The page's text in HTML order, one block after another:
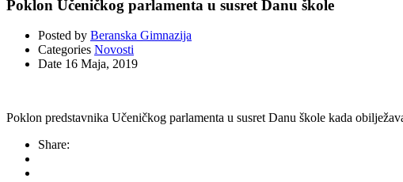
Poklon Učeničkog parlamenta u susret Danu škole
Posted by Beranska Gimnazija
Categories Novosti
Date 16 Maja, 2019
Poklon predstavnika Učeničkog parlamenta u susret Danu škole kada
Share: